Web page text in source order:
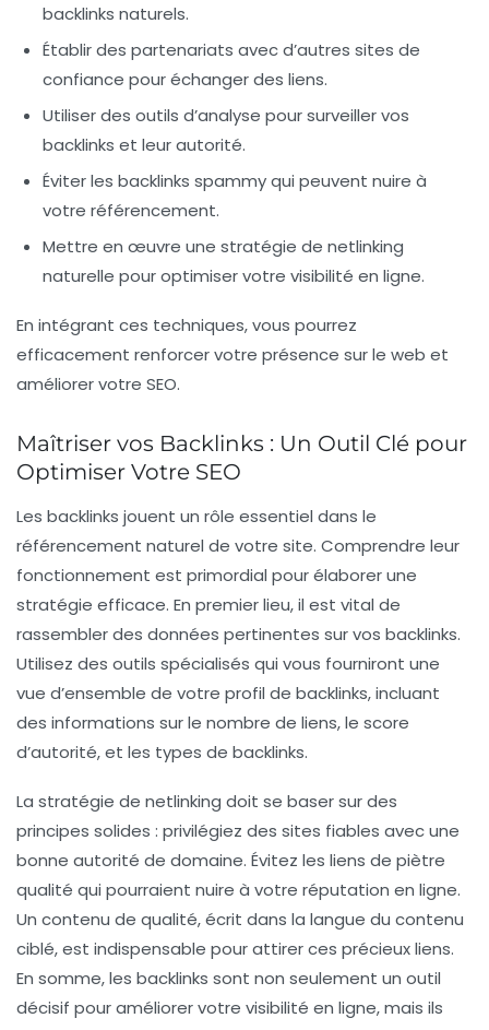
backlinks naturels.
Établir des partenariats avec d’autres sites de
confiance pour échanger des liens.
Utiliser des outils d’analyse pour surveiller vos
backlinks et leur autorité.
Éviter les backlinks spammyqui peuvent nuire à
votre référencement.
Mettre en œuvre une stratégie de netlinking
naturelle pour optimiser votre visibilité en ligne.
En intégrant ces techniques, vous pourrez
efficacement renforcer votre présence sur le web et
améliorer votre SEO.
Maîtriser vos Backlinks : Un Outil Clé pour
Optimiser Votre SEO
Les backlinks jouent un rôle essentiel dans le
référencement naturel de votre site. Comprendre leur
fonctionnement est primordial pour élaborer une
stratégie efficace. En premier lieu, il est vital de
rassembler des données pertinentes sur vos backlinks.
Utilisez des outils spécialisés qui vous fourniront une
vue d’ensemble de votre profil de backlinks, incluant
des informations sur le nombre de liens, le score
d’autorité, et les types de backlinks.
La stratégie de netlinking doit se baser sur des
principes solides : privilégiez des sites fiables avec une
bonne autorité de domaine. Évitez les liens de piètre
qualité qui pourraient nuire à votre réputation en ligne.
Un contenu de qualité, écrit dans la langue du contenu
ciblé, est indispensable pour attirer ces précieux liens.
En somme, les backlinks sont non seulement un outil
décisif pour améliorer votre visibilité en ligne, mais ils